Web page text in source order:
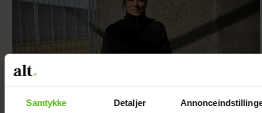
Samtykke Detaljer